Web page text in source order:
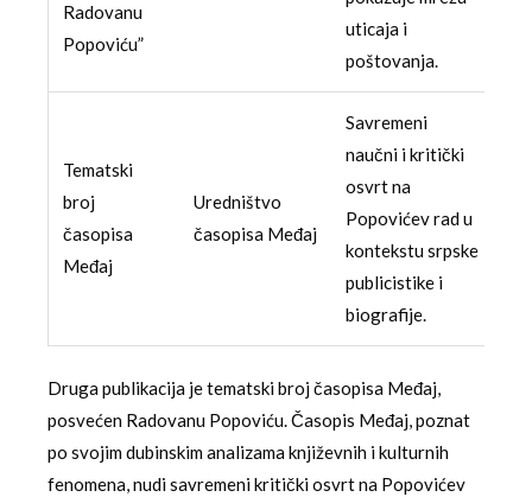
Radovanu
Popoviću”
uticaja i
poštovanja.
Tematski
broj
časopisa
Međaj
Uredništvo
časopisa Međaj
Savremeni
naučni i kritički
osvrt na
Popovićev rad u
kontekstu srpske
publicistike i
biografije.
Druga publikacija je tematski broj časopisa Međaj,
posvećen Radovanu Popoviću. Časopis Međaj, poznat
po svojim dubinskim analizama književnih i kulturnih
fenomena, nudi savremeni kritički osvrt na Popovićev